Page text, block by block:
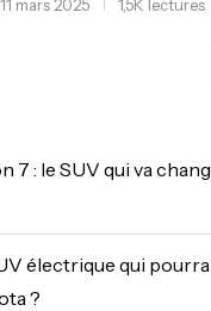
11 mars 2025 1,5K lectures
7 : le SUV qui va
électrique qui
?